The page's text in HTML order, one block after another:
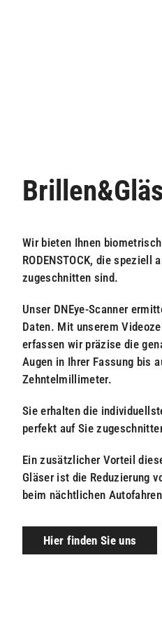
Wir bieten Ihnen
RODENSTOCK, die speziell
zugeschnitten sind.
Unser DNEye-Scanner
Daten. Mit unserem
erfassen wir präzise die
Augen in Ihrer Fassung bis
Zehntelmillimeter.
Sie erhalten die
perfekt auf Sie
Ein zusätzlicher Vorteil
Gläser ist die Reduzierung
beim nächtlichen
Hier finden Sie uns